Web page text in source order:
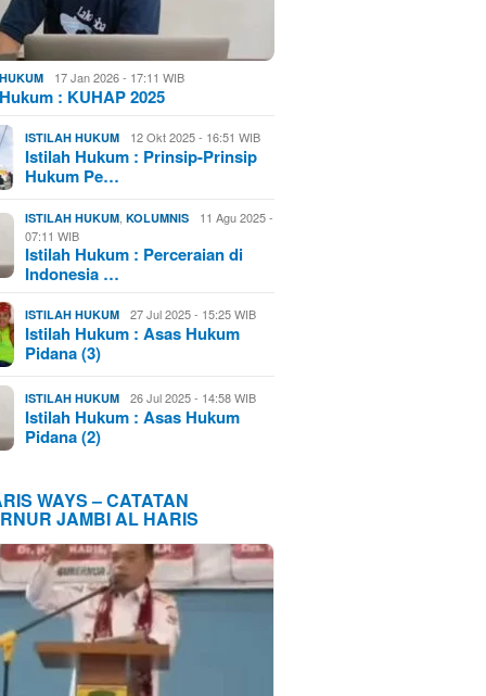
17 Jan 2026 - 17:11 WIB
: KUHAP 2025
ISTILAH HUKUM 12 Okt 2025 - 16:51 WIB
Istilah Hukum : Prinsip-Prinsip
Hukum Pe…
ISTILAH HUKUM ,KOLUMNIS
11 Agu 2025 -
07:11 WIB
Istilah Hukum : Perceraian di
Indonesia …
ISTILAH HUKUM 27 Jul 2025 - 15:25 WIB
Istilah Hukum : Asas Hukum
Pidana (3)
ISTILAH HUKUM 26 Jul 2025 - 14:58 WIB
Istilah Hukum : Asas Hukum
Pidana (2)
WAYS – CATATAN
JAMBI AL HARIS